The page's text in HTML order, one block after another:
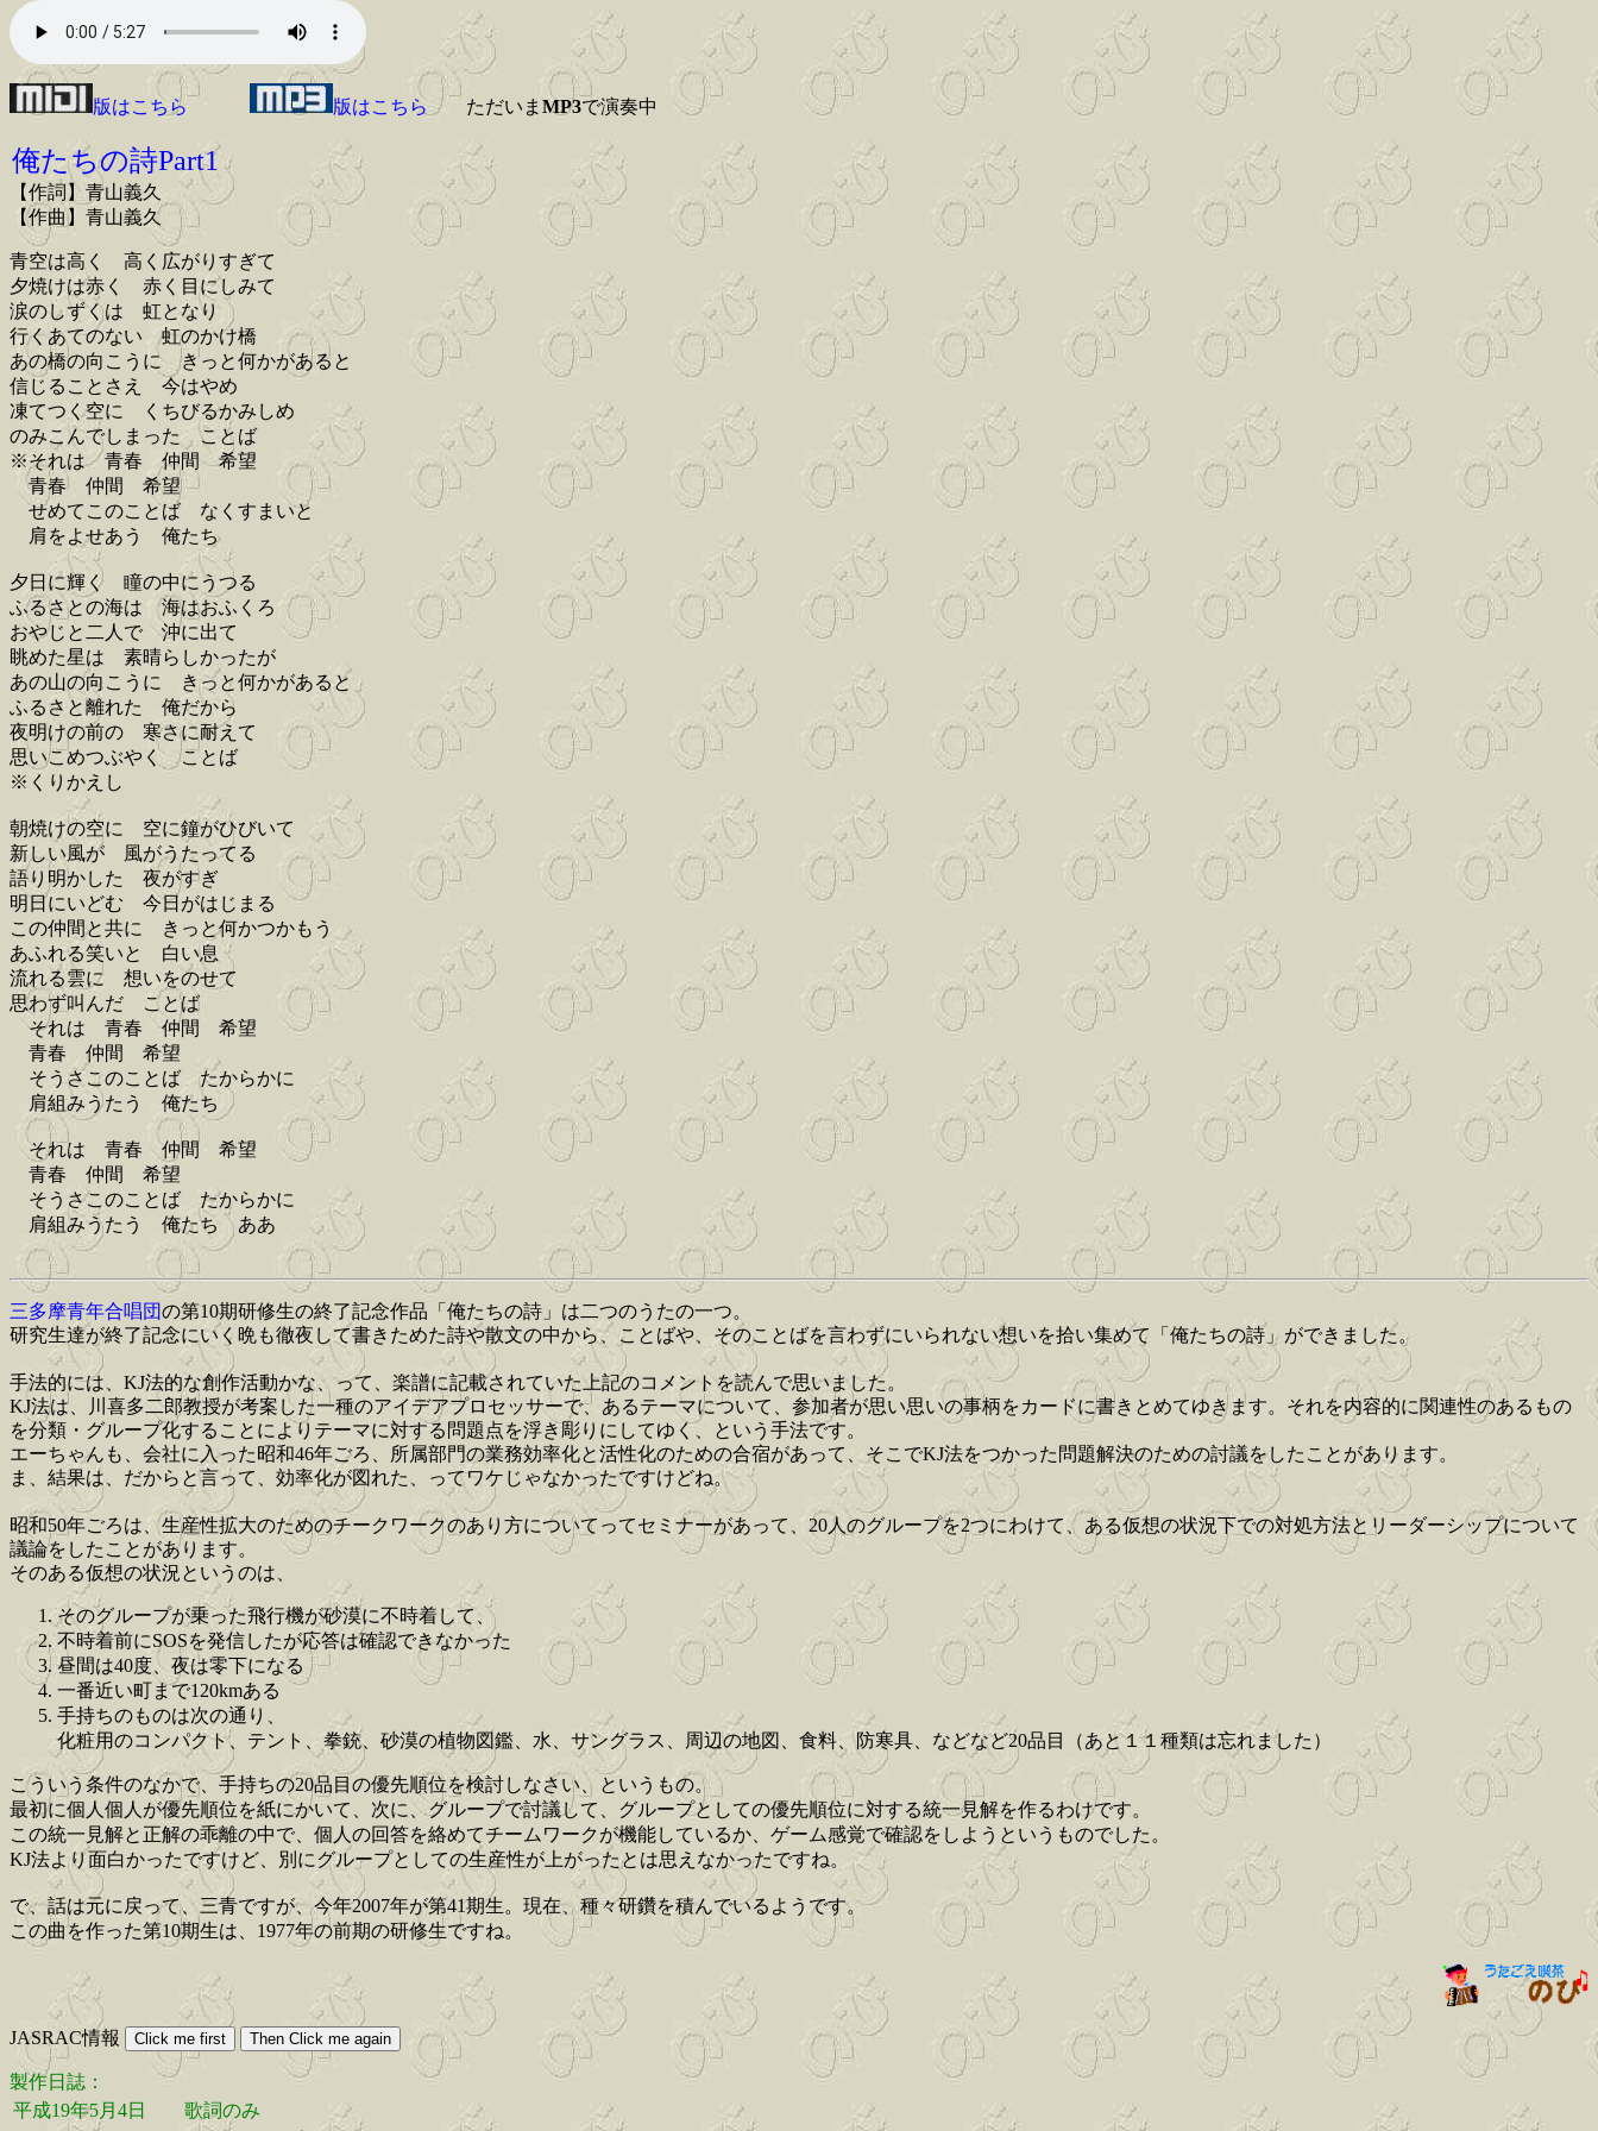
版はこちら 版はこちらただいま MP3で演奏中
俺たちの詩Part1
【作詞】青山義久
【作曲】青山義久
青空は高く 高く広がりすぎて
夕焼けは赤く 赤く目にしみて
涙のしずくは 虹となり
行くあてのない 虹のかけ橋
あの橋の向こうに きっと何かがあると
信じることさえ 今はやめ
凍てつく空に くちびるかみしめ
のみこんでしまった ことば
※それは 青春 仲間 希望
青春 仲間 希望
せめてこのことば なくすまいと
肩をよせあう 俺たち
夕日に輝く 瞳の中にうつる
ふるさとの海は 海はおふくろ
おやじと二人で 沖に出て
眺めた星は 素晴らしかったが
あの山の向こうに きっと何かがあると
ふるさと離れた 俺だから
夜明けの前の 寒さに耐えて
思いこめつぶやく ことば
※くりかえし
朝焼けの空に 空に鐘がひびいて
新しい風が 風がうたってる
語り明かした 夜がすぎ
明日にいどむ 今日がはじまる
この仲間と共に きっと何かつかもう
あふれる笑いと 白い息
流れる雲に 想いをのせて
思わず叫んだ ことば
それは 青春 仲間 希望
青春 仲間 希望
そうさこのことば たからかに
肩組みうたう 俺たち
それは 青春 仲間 希望
青春 仲間 希望
そうさこのことば たからかに
肩組みうたう 俺たち ああ
三多摩青年合唱団の第10期研修生の終了記念作品「俺たちの詩」は二つのうたの一つ。
研究生達が終了記念にいく晩も徹夜して書きためた詩や散文の中から、ことばや、そのことばを言わずにいられない想いを拾い集めて「俺たちの詩」ができました。
手法的には、KJ法的な創作活動かな、って、楽譜に記載されていた上記のコメントを読んで思いました。
KJ法は、川喜多二郎教授が考案した一種のアイデアプロセッサーで、あるテーマについて、参加者が思い思いの事柄をカードに書きとめてゆきます。それを内容的に関連性のあるもの
を分類・グループ化することによりテーマに対する問題点を浮き彫りにしてゆく、という手法です。
エーちゃんも、会社に入った昭和46年ごろ、所属部門の業務効率化と活性化のための合宿があって、そこでKJ法をつかった問題解決のための討議をしたことがあります。
ま、結果は、だからと言って、効率化が図れた、ってワケじゃなかったですけどね。
昭和50年ごろは、生産性拡大のためのチークワークのあり方についてってセミナーがあって、20人のグループを2つにわけて、ある仮想の状況下での対処方法とリーダーシップについて
議論をしたことがあります。
そのある仮想の状況というのは、
そのグループが乗った飛行機が砂漠に不時着して、
不時着前にSOSを発信したが応答は確認できなかった
昼間は40度、夜は零下になる
一番近い町まで120kmある
手持ちのものは次の通り、
化粧用のコンパクト、テント、拳銃、砂漠の植物図鑑、水、サングラス、周辺の地図、食料、防寒具、などなど20品目（あと１１種類は忘れました）
こういう条件のなかで、手持ちの20品目の優先順位を検討しなさい、というもの。
最初に個人個人が優先順位を紙にかいて、次に、グループで討議して、グループとしての優先順位に対する統一見解を作るわけです。
この統一見解と正解の乖離の中で、個人の回答を絡めてチームワークが機能しているか、ゲーム感覚で確認をしようというものでした。
KJ法より面白かったですけど、別にグループとしての生産性が上がったとは思えなかったですね。
で、話は元に戻って、三青ですが、今年2007年が第41期生。現在、種々研鑽を積んでいるようです。
この曲を作った第10期生は、1977年の前期の研修生ですね。
JASRAC情報
製作日誌：
平成19年5月4日
歌詞のみ